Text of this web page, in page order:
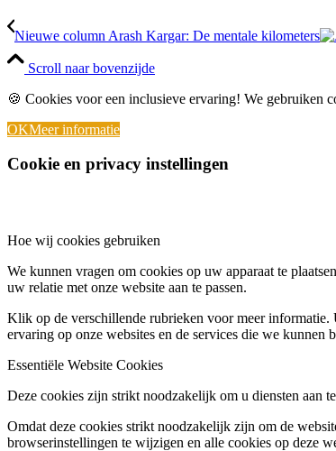
Nieuwe column Arash Kargar: De mentale kilometers
Scroll naar bovenzijde
🍪 Cookies voor een inclusieve ervaring! We gebruiken
OKMeer informatie
Cookie en privacy instellingen
Hoe wij cookies gebruiken
We kunnen vragen om cookies op uw apparaat te
uw relatie met onze website aan te passen.
Klik op de verschillende rubrieken voor meer
ervaring op onze websites en de services die we kunnen
Essentiële Website Cookies
Deze cookies zijn strikt noodzakelijk om u diensten aan
Omdat deze cookies strikt noodzakelijk zijn om de
browserinstellingen te wijzigen en alle cookies op deze